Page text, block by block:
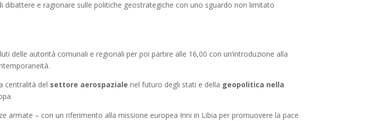
dibattere e ragionare sulle politiche geostrategiche con uno sguardo non limitato
delle autorità comunali e regionali per poi partire alle 16,00 con un’introduzione alla
centralità del settore aerospaziale nel futuro degli stati e della geopolitica nella
armate – con un riferimento alla missione europea Irini in Libia per promuovere la pace